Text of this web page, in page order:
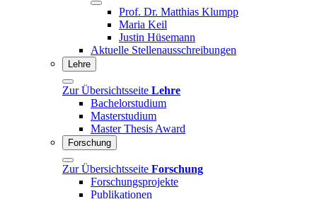
Prof. Dr. Matthias Klumpp
Maria Keil
Justin Hüsemann
Aktuelle Stellenausschreibungen
Lehre
Zur Übersichtsseite Lehre
Bachelorstudium
Masterstudium
Master Thesis Award
Forschung
Zur Übersichtsseite Forschung
Forschungsprojekte
Publikationen